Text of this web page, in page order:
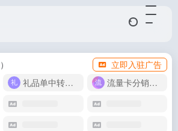
立即入驻广告
礼品单中转同步单
流量卡分销代理